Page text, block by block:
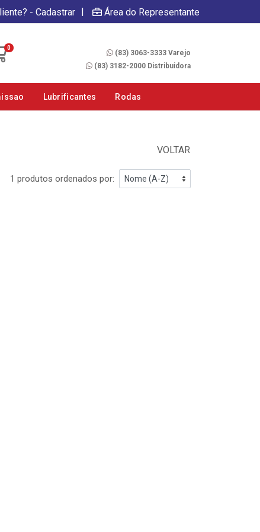
- Cadastrar | Área do Representante
0
(83) 3063-3333 Varejo
(83) 3182-2000 Distribuidora
Lubrificantes Rodas
VOLTAR
1 produtos ordenados por: